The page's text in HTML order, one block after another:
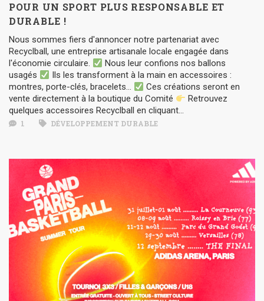
POUR UN SPORT PLUS RESPONSABLE ET
DURABLE !
Nous sommes fiers d'annoncer notre partenariat avec
Recyclball, une entreprise artisanale locale engagée dans
l'économie circulaire.
Nous leur confions nos ballons
usagés
Ils les transforment à la main en accessoires :
montres, porte-clés, bracelets…
Ces créations seront en
vente directement à la boutique du Comité
Retrouvez
quelques accessoires Recyclball en cliquant...
1 DÉVELOPPEMENT DURABLE